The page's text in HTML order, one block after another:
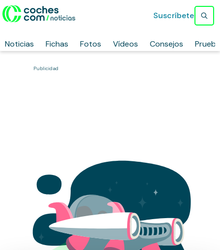
Noticias Fichas Fotos Vídeos Consejos
Suscríbete
Publicidad